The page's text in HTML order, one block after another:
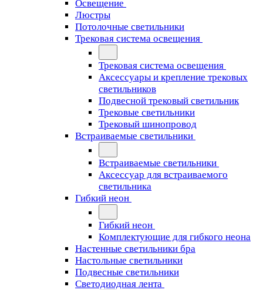
Освещение
Люстры
Потолочные светильники
Трековая система освещения
Трековая система освещения
Аксессуары и крепление трековых
светильников
Подвесной трековый светильник
Трековые светильники
Трековый шинопровод
Встраиваемые светильники
Встраиваемые светильники
Аксессуар для встраиваемого
светильника
Гибкий неон
Гибкий неон
Комплектующие для гибкого неона
Настенные светильники бра
Настольные светильники
Подвесные светильники
Светодиодная лента